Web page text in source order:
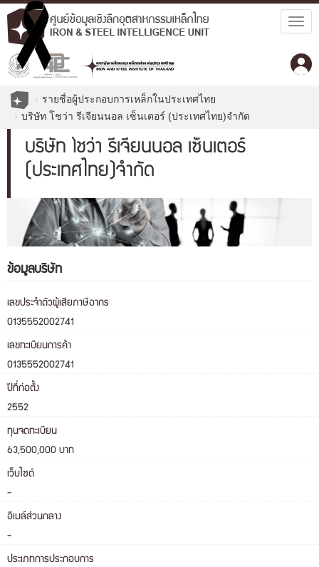
รายชื่อผู้ประกอบการเหล็กในประเทศไทย
บริษัท โชว่า รีเจียนนอล เซ็นเตอร์ (ประเทศไทย)จำกัด
บริษัท โชว่า รีเจียนนอล เซ็นเตอร์
(ประเทศไทย)จำกัด
ข้อมูลบริษัท
เลขประจำตัวผู้เสียภาษีอากร
0135552002741
เลขทะเบียนการค้า
0135552002741
ปีที่ก่อตั้ง
2552
ทุนจดทะเบียน
63,500,000 บาท
เว็บไซต์
-
อีเมล์ส่วนกลาง
-
ประเภทการประกอบการ